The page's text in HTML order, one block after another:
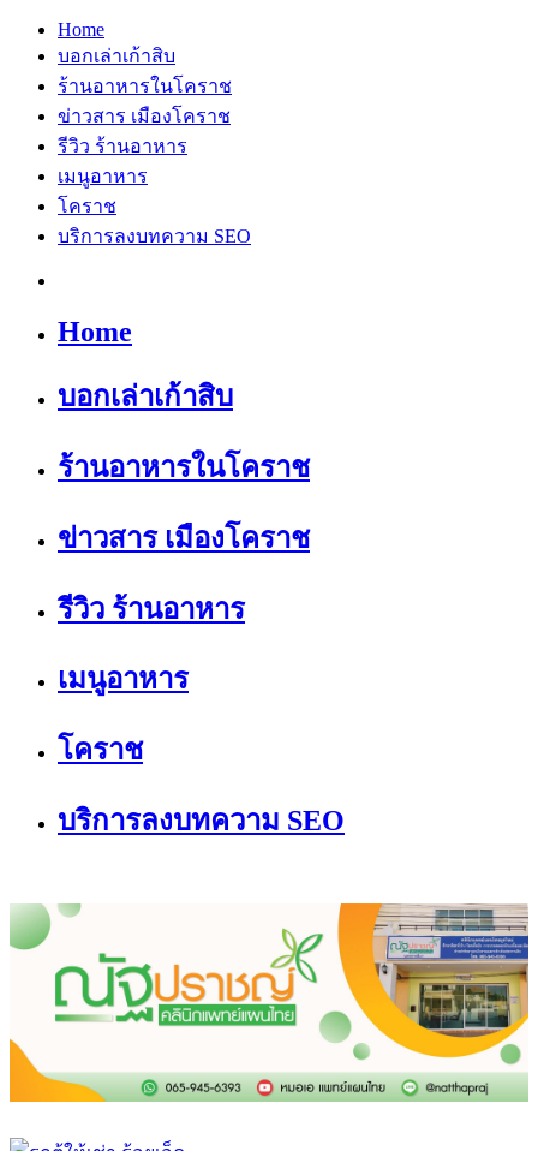
Home
บอกเล่าเก้าสิบ
ร้านอาหารในโคราช
ข่าวสาร เมืองโคราช
รีวิว ร้านอาหาร
เมนูอาหาร
โคราช
บริการลงบทความ SEO
Home
บอกเล่าเก้าสิบ
ร้านอาหารในโคราช
ข่าวสาร เมืองโคราช
รีวิว ร้านอาหาร
เมนูอาหาร
โคราช
บริการลงบทความ SEO